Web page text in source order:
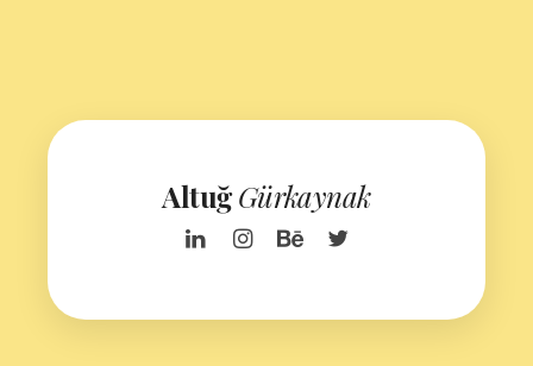
AltuğGürkaynak